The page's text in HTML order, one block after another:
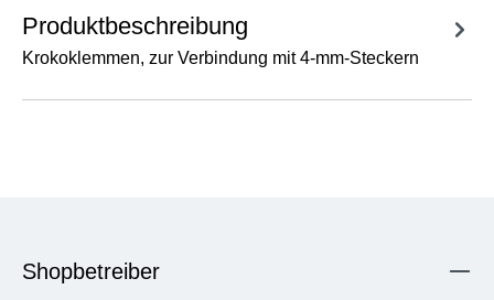
Produktbeschreibung
Krokoklemmen, zur Verbindung mit 4-mm-Steckern
Shopbetreiber